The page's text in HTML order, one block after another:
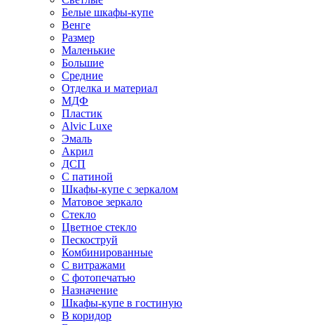
Белые шкафы-купе
Венге
Размер
Маленькие
Большие
Средние
Отделка и материал
МДФ
Пластик
Alvic Luxe
Эмаль
Акрил
ДСП
С патиной
Шкафы-купе с зеркалом
Матовое зеркало
Стекло
Цветное стекло
Пескоструй
Комбинированные
С витражами
С фотопечатью
Назначение
Шкафы-купе в гостиную
В коридор